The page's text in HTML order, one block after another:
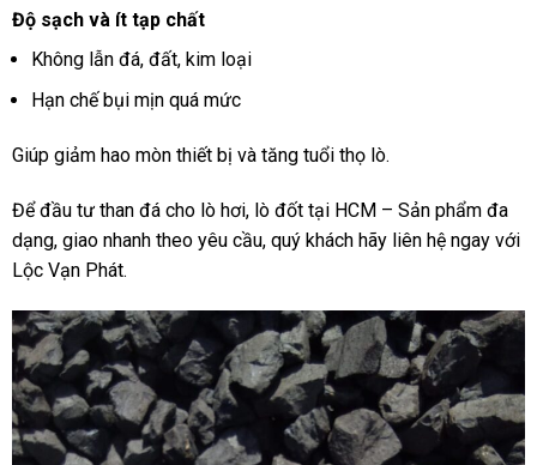
Độ sạch và ít tạp chất
Không lẫn đá, đất, kim loại
Hạn chế bụi mịn quá mức
Giúp giảm hao mòn thiết bị và tăng tuổi thọ lò.
Để đầu tư than đá cho lò hơi, lò đốt tại HCM – Sản phẩm đa
dạng, giao nhanh theo yêu cầu, quý khách hãy liên hệ ngay với
Lộc Vạn Phát.